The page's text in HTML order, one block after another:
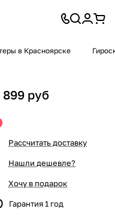
в Красноярске
899 руб
Рассчитать доставку
Нашли дешевле?
Хочу в подарок
Гарантия 1 год